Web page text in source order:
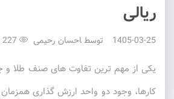
ریالی
1405-03-25 توسط احسان رحیمی
یکی از مهم ترین تفاوت های صنف طلا و
کارها، وجود دو واحد ارزش گذاری